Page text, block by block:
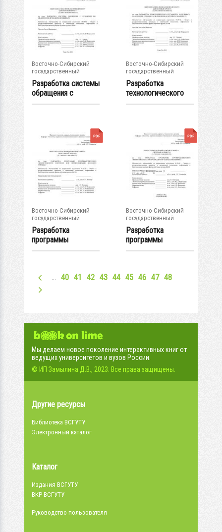
Восточно-Сибирский
государственный
университет...
Разработка системы
обращения с
отходами на...
Восточно-Сибирский
государственный
университет...
Разработка
технологического
регламента...
Восточно-Сибирский
государственный
университет...
Разработка
программы
производственного...
Восточно-Сибирский
государственный
университет...
Разработка
программы
производственного...
… 40 41 42 43 44 45 46 47 48
Мы делаем новое поколение интерактивных книг от
ведущих университетов и вузов России.
© ИП Замылина Д.В., 2023. Все права защищены.
Другие ресурсы
Библиотека ВСГУТУ
Электронный каталог
Каталог
Издания ВСГУТУ
ВКР ВСГУТУ
Руководство пользователя